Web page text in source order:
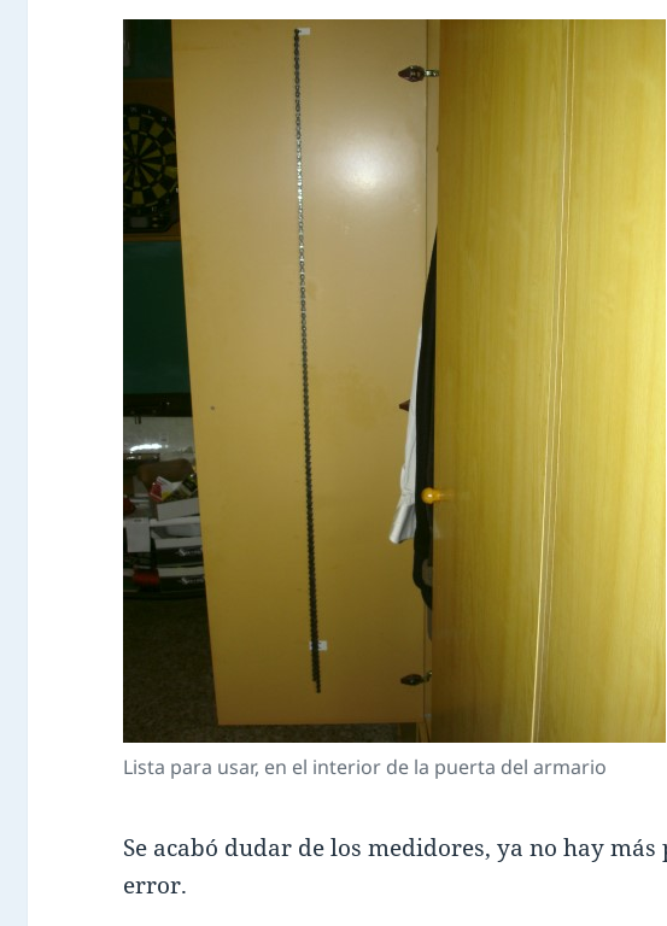
Lista para usar, en el interior de la puerta del armario
Se acabó dudar de los medidores, ya no hay
error.